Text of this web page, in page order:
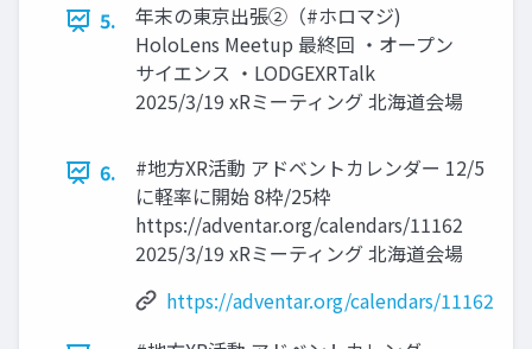
5.
年末の東京出張②（#ホロマジ)
HoloLens Meetup 最終回 ・オープン
サイエンス ・LODGEXRTalk
2025/3/19 xRミーティング 北海道会場
6.
#地方XR活動 アドベントカレンダー 12/5
に軽率に開始 8枠/25枠
https://adventar.org/calendars/11162
2025/3/19 xRミーティング 北海道会場
https://adventar.org/calendars/11162